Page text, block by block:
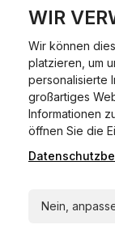
WIR
Wir können
platzieren, um
personalisierte
großartiges
Informationen
öffnen Sie die
Nein,
©2026